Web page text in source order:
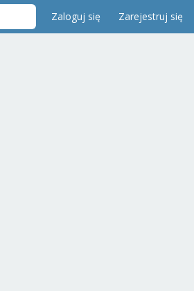
Zaloguj się Zarejestruj się